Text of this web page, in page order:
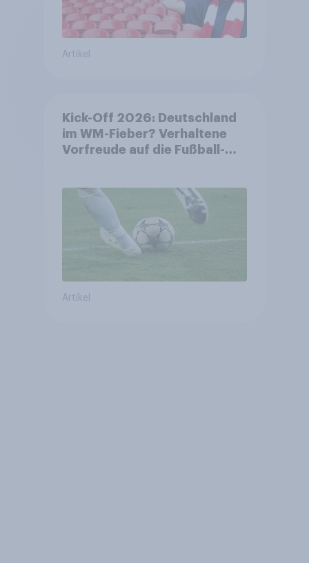
Artikel
Kick-Off 2026: Deutschland
im WM-Fieber? Verhaltene
Vorfreude auf die Fußball-
Artikel